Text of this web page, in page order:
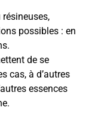
possibles : en
de se
cas, à d’autres
essences